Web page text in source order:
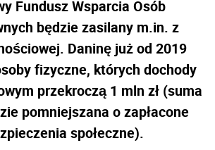
Fundusz Wsparcia Osób
będzie zasilany m.in. z
Daninę już od 2019
fizyczne, których dochody
przekroczą 1 mln zł (suma
pomniejszana o zapłacone
społeczne).